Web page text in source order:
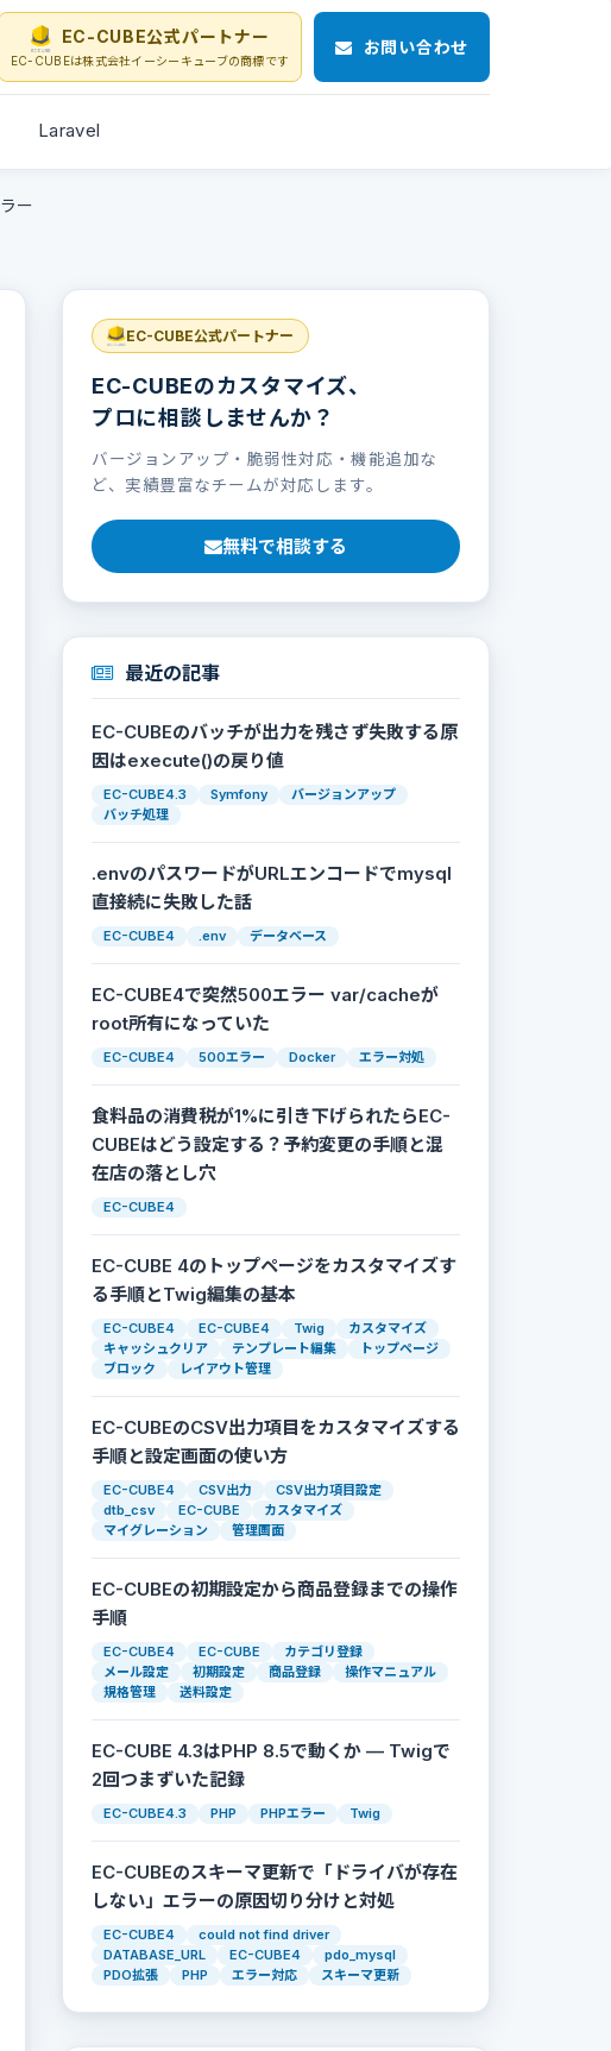
EC-CUBE公式パートナー
EC-CUBEは株式会社イーシーキューブの商標です
お問い合わせ
Laravel
ー
EC-CUBE公式パートナー
EC-CUBEのカスタマイズ、
プロに相談しませんか？
バージョンアップ・脆弱性対応・機能追加な
ど、実績豊富なチームが対応します。
無料で相談する
最近の記事
EC-CUBEのバッチが出力を残さず失敗する原
因はexecute()の戻り値
EC-CUBE4.3 Symfony
バージョンアップ
バッチ処理
.envのパスワードがURLエンコードでmysql
直接続に失敗した話
EC-CUBE4 .env データベース
EC-CUBE4で突然500エラー var/cacheが
root所有になっていた
EC-CUBE4 500エラー Docker エラー対処
食料品の消費税が1%に引き下げられたらEC-
CUBEはどう設定する？予約変更の手順と混
在店の落とし穴
EC-CUBE4
EC-CUBE 4のトップページをカスタマイズす
る手順とTwig編集の基本
EC-CUBE4 EC-CUBE4 Twig
カスタマイズ
キャッシュクリア
テンプレート編集
トップページ
ブロック
レイアウト管理
EC-CUBEのCSV出力項目をカスタマイズする
手順と設定画面の使い方
EC-CUBE4 CSV出力
CSV出力項目設定
dtb_csv
EC-CUBE
カスタマイズ
マイグレーション
管理画面
EC-CUBEの初期設定から商品登録までの操作
手順
EC-CUBE4 EC-CUBE
カテゴリ登録
メール設定
初期設定 商品登録
操作マニュアル
規格管理
送料設定
EC-CUBE 4.3はPHP 8.5で動くか — Twigで
2回つまずいた記録
EC-CUBE4.3 PHP PHPエラー Twig
EC-CUBEのスキーマ更新で「ドライバが存在
しない」エラーの原因切り分けと対処
EC-CUBE4
could not find driver
DATABASE_URL
EC-CUBE4
pdo_mysql
PDO拡張
PHP エラー対応 スキーマ更新